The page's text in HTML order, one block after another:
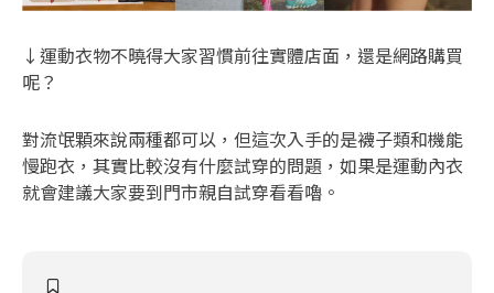
↓運動衣物不曉得大家習慣前往實體店面，還是網路購買
呢？
對流氓顆來說兩種都可以，但這次入手的是襪子類和機能
慢跑衣，其實比較沒有什麼試穿的問題，如果是運動內衣
就會建議大家要到門市親自試穿看看嚕。